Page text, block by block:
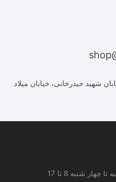
شهید حیدرخانی، خیابان میلاد
شنبه 8 تا 17